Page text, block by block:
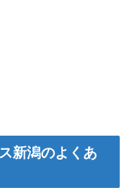
新潟のよくあ